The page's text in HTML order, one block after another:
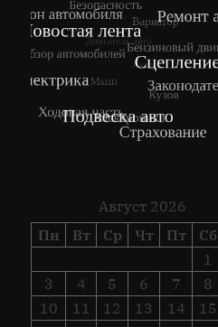
Август 2026
Пн
Вт Ср Чт Пт Сб
1
3
4 5 6 7 8
10
11 12 13 14 15